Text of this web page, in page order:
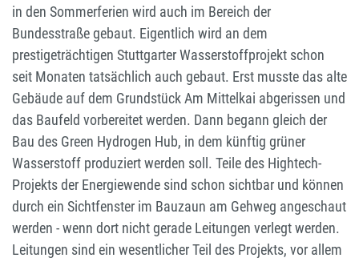
in den Sommerferien wird auch im Bereich der
Bundesstraße gebaut. Eigentlich wird an dem
prestigeträchtigen Stuttgarter Wasserstoffprojekt schon
seit Monaten tatsächlich auch gebaut. Erst musste das alte
Gebäude auf dem Grundstück Am Mittelkai abgerissen und
das Baufeld vorbereitet werden. Dann begann gleich der
Bau des Green Hydrogen Hub, in dem künftig grüner
Wasserstoff produziert werden soll. Teile des Hightech-
Projekts der Energiewende sind schon sichtbar und können
durch ein Sichtfenster im Bauzaun am Gehweg angeschaut
werden - wenn dort nicht gerade Leitungen verlegt werden.
Leitungen sind ein wesentlicher Teil des Projekts, vor allem